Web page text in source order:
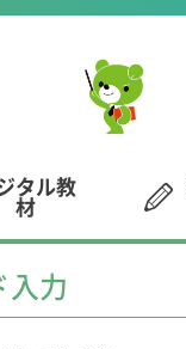
タル教
材
入力